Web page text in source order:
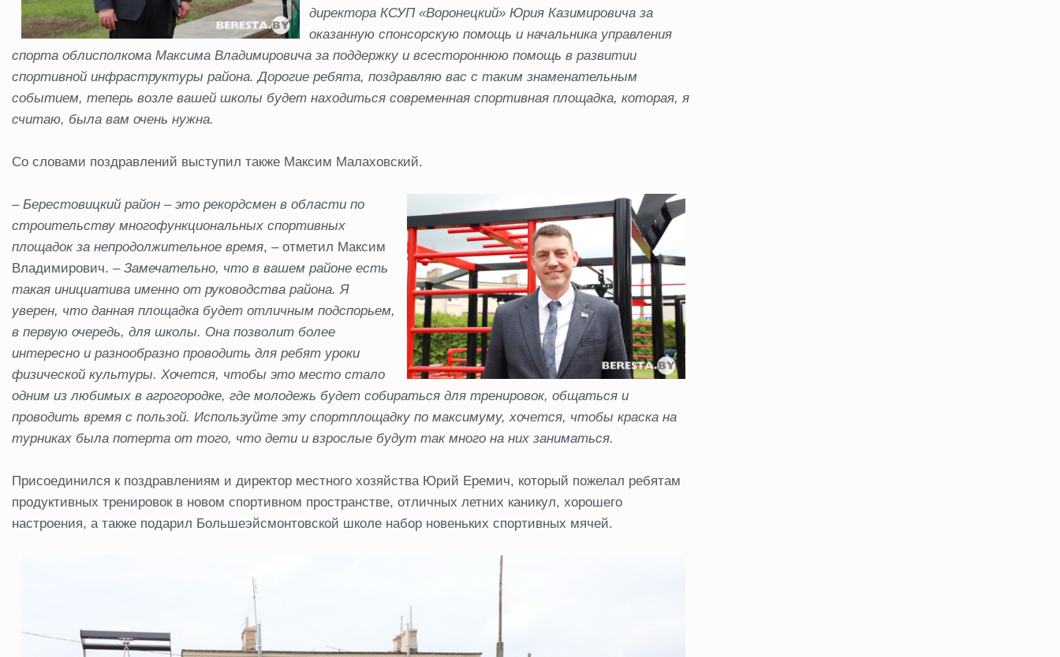
директора КСУП «Воронецкий» Юрия Казимировича за
оказанную спонсорскую помощь и начальника управления
спорта облисполкома Максима Владимировича за поддержку и всестороннюю помощь в развитии
спортивной инфраструктуры района. Дорогие ребята, поздравляю вас с таким знаменательным
событием, теперь возле вашей школы будет находиться современная спортивная площадка, которая, я
считаю, была вам очень нужна.
Со словами поздравлений выступил также Максим Малаховский.
– Берестовицкий район – это рекордсмен в области по
строительству многофункциональных спортивных
площадок за непродолжительное время, – отметил Максим
Владимирович. – Замечательно, что в вашем районе есть
такая инициатива именно от руководства района. Я
уверен, что данная площадка будет отличным подспорьем,
в первую очередь, для школы. Она позволит более
интересно и разнообразно проводить для ребят уроки
физической культуры. Хочется, чтобы это место стало
одним из любимых в агрогородке, где молодежь будет собираться для тренировок, общаться и
проводить время с пользой. Используйте эту спортплощадку по максимуму, хочется, чтобы краска на
турниках была потерта от того, что дети и взрослые будут так много на них заниматься.
Присоединился к поздравлениям и директор местного хозяйства Юрий Еремич, который пожелал ребятам
продуктивных тренировок в новом спортивном пространстве, отличных летних каникул, хорошего
настроения, а также подарил Большеэйсмонтовской школе набор новеньких спортивных мячей.